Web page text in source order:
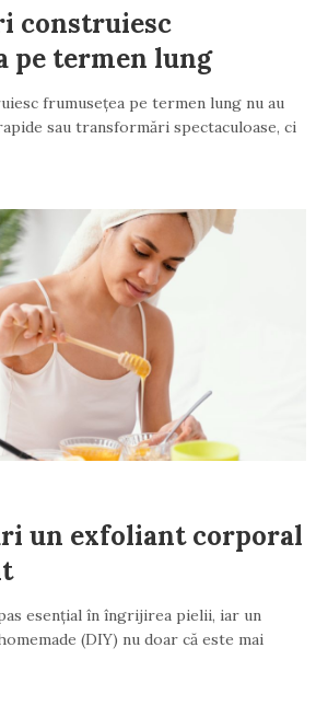
construiesc
pe termen lung
frumusețea pe termen lung nu au
sau transformări spectaculoase, ci
un exfoliant corporal
esențial în îngrijirea pielii, iar un
(DIY) nu doar că este mai